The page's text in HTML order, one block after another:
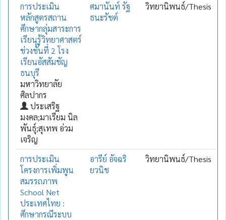
การประเมิน
หลักสูตรสถาน
ศึกษากลุ่มสาระการ
เรียนรู้วิทยาศาสตร์
ช่วงชั้นที่ 2 โรง
เรียนอัสสัมชัญ
ธนบุรี
มหาวิทยาลัย
ศิลปากร
ประเสริฐ
มงคล;มาเรียม นิล
พันธุ์;สุเทพ อ่วม
เจริญ
ศมานันท์ รัฐ
ธนะรัชต์
วิทยานิพนธ์/Thesis
การประเมิน
โครงการเพิ่มพูน
สมรรถภาพ
School Net
ประเทศไทย :
ศึกษากรณีระบบ
อารีย์ อัจฉริ
ยวนิช
วิทยานิพนธ์/Thesis